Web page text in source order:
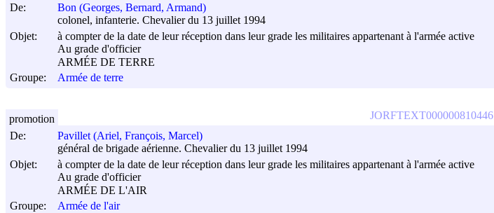
De:
Bon (Georges, Bernard, Armand)
colonel, infanterie. Chevalier du 13 juillet 1994
Objet:
à compter de la date de leur réception dans leur grade les militaires appartenant à l'armée active
Au grade d'officier
ARMÉE DE TERRE
Groupe:
Armée de terre
De:
Pavillet (Ariel, François, Marcel)
général de brigade aérienne. Chevalier du 13 juillet 1994
Objet:
à compter de la date de leur réception dans leur grade les militaires appartenant à l'armée active
Au grade d'officier
ARMÉE DE L'AIR
Groupe:
Armée de l'air
JORFTEXT000000810446
promotion